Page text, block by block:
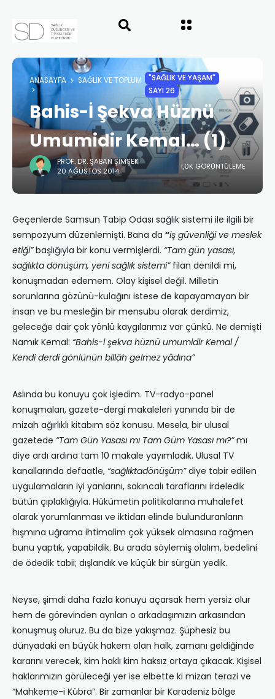
ANASAYFA SAĞLIK VE TOPLUM
"SAĞLIK VE YAŞAM"
SAYI 26
Bahis-İ Şekva Hüznü
Umumidir Kemal… (1)
PROF. DR. ŞABAN ŞIMŞEK
20 AĞUSTOS 2014
1,0K GÖRÜNTÜLEME
Geçenlerde Samsun Tabip Odası sağlık sistemi ile ilgili bir
sempozyum düzenlemişti. Bana da “iş güvenliği ve meslek
etiği”başlığıyla bir konu vermişlerdi. “Tam gün yasası,
sağlıkta dönüşüm, yeni sağlık sistemi”filan denildi mi,
konuşmadan edemem. Olay kişisel değil. Milletin
sorunlarına gözünü-kulağını istese de kapayamayan bir
insan ve bu mesleğin bir mensubu olarak derdimiz,
geleceğe dair çok yönlü kaygılarımız var çünkü. Ne demişti
Namık Kemal: “Bahis-i şekva hüznü umumidir Kemal /
Kendi derdi gönlünün billâh gelmez yâdına”
Aslında bu konuyu çok işledim. TV-radyo-panel
konuşmaları, gazete-dergi makaleleri yanında bir de
mizah ağırlıklı kitabım söz konusu. Mesela, bir ulusal
gazetede “Tam Gün Yasası mı Tam Güm Yasası mı?”mı
diye ardı ardına tam 10 makale yayımladık. Ulusal TV
kanallarında defaatle, “sağlıktadönüşüm”diye tabir edilen
uygulamaların iyi yanlarını, sakıncalı taraflarını irdeledik
bütün çıplaklığıyla. Hükümetin politikalarına muhalefet
olarak yorumlanması ve iktidarı elinde bulunduranların
hışmına uğrama ihtimalim çok yüksek olmasına rağmen
bunu yaptık, yapabildik. Bu arada söylemiş olalım, bedelini
de ödedik tabii; dışlandık ve küçük bir sürgün yedik.
Neyse, şimdi daha fazla konuyu açarsak hem yersiz olur
hem de görevinden ayrılan o arkadaşımızın arkasından
konuşmuş oluruz. Bu da bize yakışmaz. Şüphesiz bu
dünyadaki en büyük hakem olan halk, zamanı geldiğinde
kararını verecek, kim haklı kim haksız ortaya çıkacak. Kişisel
haklarımızın görüleceği yer ise elbette ki mizan terazi ve
“Mahkeme-i Kübra”. Bir zamanlar bir Karadeniz bölge